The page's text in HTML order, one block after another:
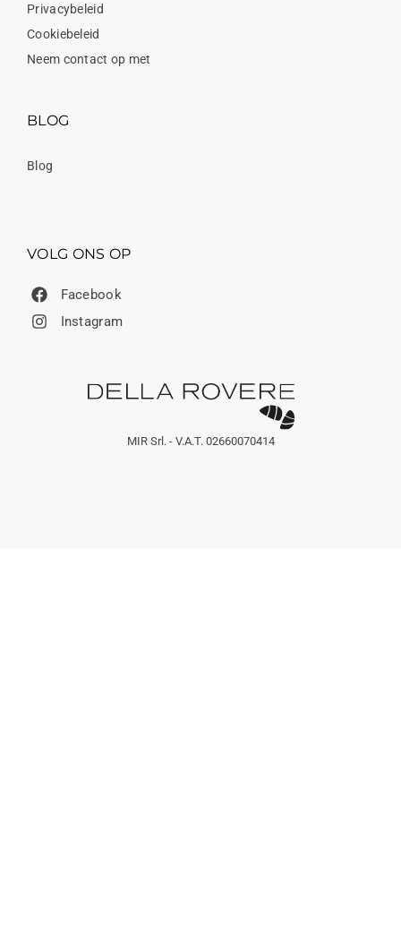
Privacybeleid
Cookiebeleid
Neem contact op met
BLOG
Blog
VOLG ONS OP
Facebook
Instagram
MIR Srl. - V.A.T. 02660070414